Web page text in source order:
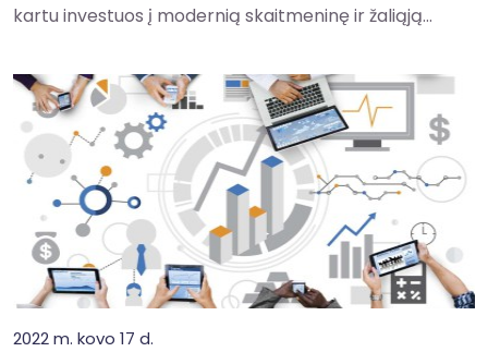
kartu investuos į modernią skaitmeninę ir žaliąją...
2022 m. kovo 17 d.